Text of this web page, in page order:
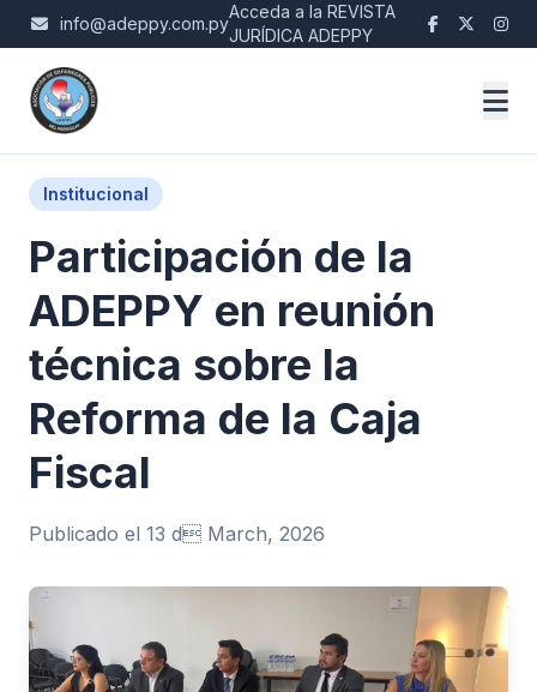
info@adeppy.com.py
Acceda a la REVISTA
JURÍDICA ADEPPY
Institucional
Participación de la
ADEPPY en reunión
técnica sobre la
Reforma de la Caja
Fiscal
Publicado el 13 d March, 2026